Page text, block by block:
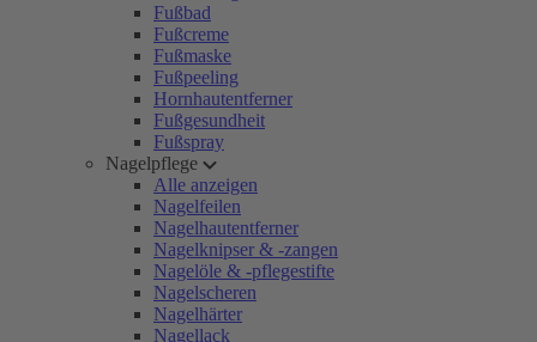
Fußbad
Fußcreme
Fußmaske
Fußpeeling
Hornhautentferner
Fußgesundheit
Fußspray
Nagelpflege
Alle anzeigen
Nagelfeilen
Nagelhautentferner
Nagelknipser & -zangen
Nagelöle & -pflegestifte
Nagelscheren
Nagelhärter
Nagellack